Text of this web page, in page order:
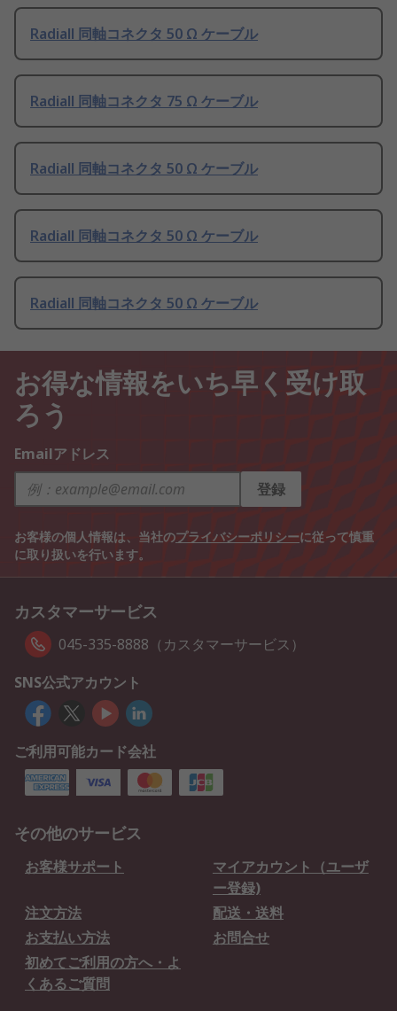
Radiall 同軸コネクタ 50 Ω ケーブル
Radiall 同軸コネクタ 75 Ω ケーブル
Radiall 同軸コネクタ 50 Ω ケーブル
Radiall 同軸コネクタ 50 Ω ケーブル
Radiall 同軸コネクタ 50 Ω ケーブル
お得な情報をいち早く受け取
ろう
Emailアドレス
登録
お客様の個人情報は、当社のプライバシーポリシーに従って慎重
に取り扱いを行います。
カスタマーサービス
045-335-8888（カスタマーサービス）
SNS公式アカウント
ご利用可能カード会社
その他のサービス
お客様サポート
マイアカウント（ユーザ
ー登録)
注文方法
配送・送料
お支払い方法
お問合せ
初めてご利用の方へ・よ
くあるご質問